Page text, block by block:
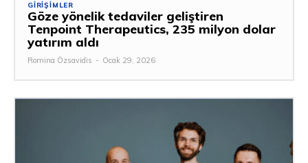
GIRIŞIMLER
Göze yönelik tedaviler geliştiren
Tenpoint Therapeutics, 235 milyon dolar
yatırım aldı
Romina Özsavidis - Ocak 29, 2026